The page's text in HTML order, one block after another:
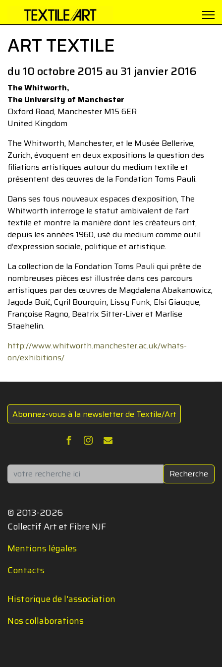
ART TEXTILE
du 10 octobre 2015 au 31 janvier 2016
The Whitworth,
The University of Manchester
Oxford Road, Manchester M15 6ER
United Kingdom
The Whitworth, Manchester, et le Musée Bellerive,
Zurich, évoquent en deux expositions la question des
filiations artistiques autour du medium textile et
présentent des œuvres de la Fondation Toms Pauli.
Dans ses tous nouveaux espaces d’exposition, The
Whitworth interroge le statut ambivalent de l’art
textile et montre la manière dont les créateurs ont,
depuis les années 1960, usé du medium comme outil
d’expression sociale, politique et artistique.
La collection de la Fondation Toms Pauli qui prête de
nombreuses pièces est illustrée dans ces parcours
artistiques par des œuvres de Magdalena Abakanowicz,
Jagoda Buić, Cyril Bourquin, Lissy Funk, Elsi Giauque,
Françoise Ragno, Beatrix Sitter-Liver et Marlise
Staehelin.
http://www.whitworth.manchester.ac.uk/whats-
on/exhibitions/
Abonnez-vous à la newsletter de Textile/Art
Rechercher Recherche
© 2013-2026
Collectif Art et Fibre NJF
Mentions légales
Contacts
Historique de l'association
Nos collaborations